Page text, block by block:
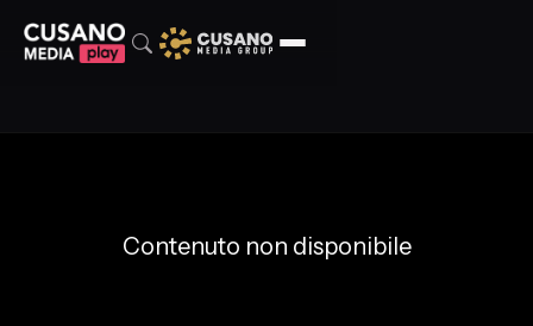
Contenuto non disponibile